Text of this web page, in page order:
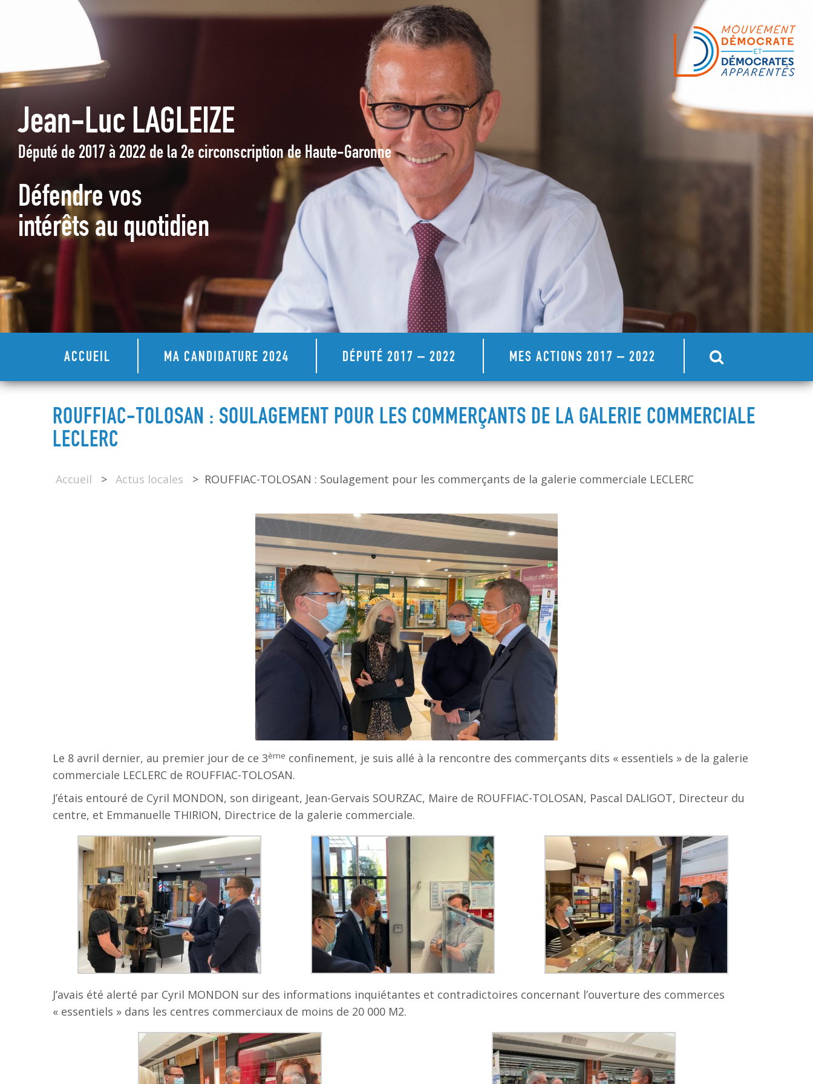
Jean-Luc LAGLEIZE
Député de 2017 à 2022 de la 2e circonscription de Haute-Garonne
Défendre vos
intérêts au quotidien
ACCUEIL MA CANDIDATURE 2024 DÉPUTÉ 2017 – 2022 MES ACTIONS 2017 – 2022
ROUFFIAC-TOLOSAN : SOULAGEMENT POUR LES COMMERÇANTS DE LA GALERIE COMMERCIALE
LECLERC
Accueil > Actus locales > ROUFFIAC-TOLOSAN : Soulagement pour les commerçants de la galerie commerciale LECLERC
Le 8 avril dernier, au premier jour de ce 3ème confinement, je suis allé à la rencontre des commerçants dits « essentiels » de la galerie
commerciale LECLERC de ROUFFIAC-TOLOSAN.
J’étais entouré de Cyril MONDON, son dirigeant, Jean-Gervais SOURZAC, Maire de ROUFFIAC-TOLOSAN, Pascal DALIGOT, Directeur du
centre, et Emmanuelle THIRION, Directrice de la galerie commerciale.
J’avais été alerté par Cyril MONDON sur des informations inquiétantes et contradictoires concernant l’ouverture des commerces
« essentiels » dans les centres commerciaux de moins de 20 000 M2.